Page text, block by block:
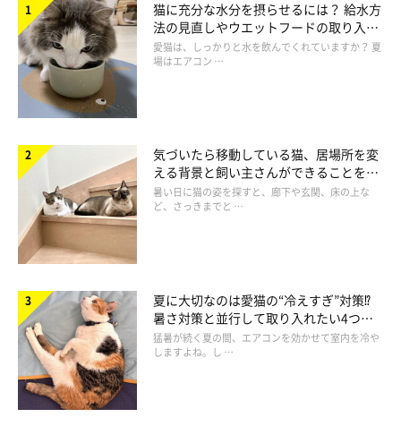
猫に充分な水分を摂らせるには？ 給水方
法の見直しやウエットフードの取り入れ
方を解説
愛猫は、しっかりと水を飲んでくれていますか？ 夏
場はエアコン …
気づいたら移動している猫、居場所を変
える背景と飼い主さんができることを獣
医師が解説
暑い日に猫の姿を探すと、廊下や玄関、床の上な
ど、さっきまでと …
夏に大切なのは愛猫の“冷えすぎ”対策⁉
暑さ対策と並行して取り入れたい4つの
工夫
猛暑が続く夏の間、エアコンを効かせて室内を冷や
しますよね。し …